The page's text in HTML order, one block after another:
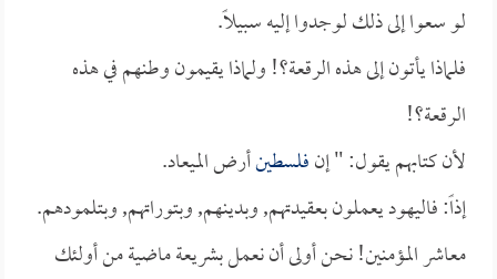
لو سعوا إلى ذلك لوجدوا إليه سبيلاً.
فلماذا يأتون إلى هذه الرقعة؟! ولماذا يقيمون وطنهم في هذه
الرقعة؟!
لأن كتابهم يقول: " إنفلسطينأرض الميعاد.
إذاً: فاليهود يعملون بعقيدتهم, وبدينهم, وبتوراتهم, وبتلمودهم.
معاشر المؤمنين! نحن أولى أن نعمل بشريعة ماضية من أولئك